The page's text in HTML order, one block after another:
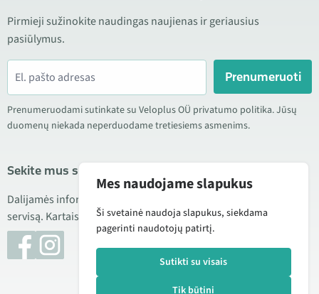
Pirmieji sužinokite naudingas naujienas ir geriausius
pasiūlymus.
Prenumeruoti
Prenumeruodami sutinkate su Veloplus OÜ privatumo politika. Jūsų
duomenų niekada neperduodame tretiesiems asmenims.
Sekite mus socialiniuose tinkluose
Dalijamės informacija apie geras kainas, naujus produktus ir
servisą. Kartais taip pat publikuojame produktų apžvalgas.
Mes naudojame slapukus
Ši svetainė naudoja slapukus, siekdama
pagerinti naudotojų patirtį.
Sutikti su visais
Tik būtini